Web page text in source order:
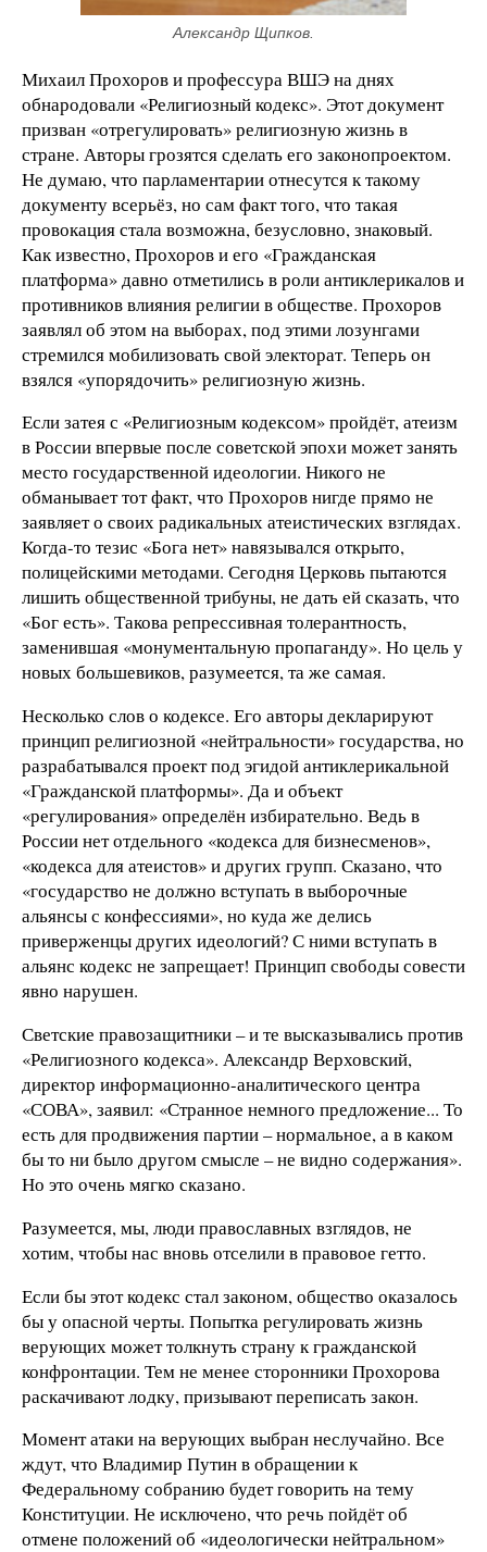
Александр Щипков.
Михаил Прохоров и профессура ВШЭ на днях
обнародовали «Религиозный кодекс». Этот документ
призван «отрегулировать» религиозную жизнь в
стране. Авторы грозятся сделать его законопроектом.
Не думаю, что парламентарии отнесутся к такому
документу всерьёз, но сам факт того, что такая
провокация стала возможна, безусловно, знаковый.
Как известно, Прохоров и его «Гражданская
платформа» давно отметились в роли антиклерикалов и
противников влияния религии в обществе. Прохоров
заявлял об этом на выборах, под этими лозунгами
стремился мобилизовать свой электорат. Теперь он
взялся «упорядочить» религиозную жизнь.
Если затея с «Религиозным кодексом» пройдёт, атеизм
в России впервые после советской эпохи может занять
место государственной идеологии. Никого не
обманывает тот факт, что Прохоров нигде прямо не
заявляет о своих радикальных атеистических взглядах.
Когда-то тезис «Бога нет» навязывался открыто,
полицейскими методами. Сегодня Церковь пытаются
лишить общественной трибуны, не дать ей сказать, что
«Бог есть». Такова репрессивная толерантность,
заменившая «монументальную пропаганду». Но цель у
новых большевиков, разумеется, та же самая.
Несколько слов о кодексе. Его авторы декларируют
принцип религиозной «нейтральности» государства, но
разрабатывался проект под эгидой антиклерикальной
«Гражданской платформы». Да и объект
«регулирования» определён избирательно. Ведь в
России нет отдельного «кодекса для бизнесменов»,
«кодекса для атеистов» и других групп. Сказано, что
«государство не должно вступать в выборочные
альянсы с конфессиями», но куда же делись
приверженцы других идеологий? С ними вступать в
альянс кодекс не запрещает! Принцип свободы совести
явно нарушен.
Светские правозащитники – и те высказывались против
«Религиозного кодекса». Александр Верховский,
директор информационно-аналитического центра
«СОВА», заявил: «Странное немного предложение... То
есть для продвижения партии – нормальное, а в каком
бы то ни было другом смысле – не видно содержания».
Но это очень мягко сказано.
Разумеется, мы, люди православных взглядов, не
хотим, чтобы нас вновь отселили в правовое гетто.
Если бы этот кодекс стал законом, общество оказалось
бы у опасной черты. Попытка регулировать жизнь
верующих может толкнуть страну к гражданской
конфронтации. Тем не менее сторонники Прохорова
раскачивают лодку, призывают переписать закон.
Момент атаки на верующих выбран неслучайно. Все
ждут, что Владимир Путин в обращении к
Федеральному собранию будет говорить на тему
Конституции. Не исключено, что речь пойдёт об
отмене положений об «идеологически нейтральном»